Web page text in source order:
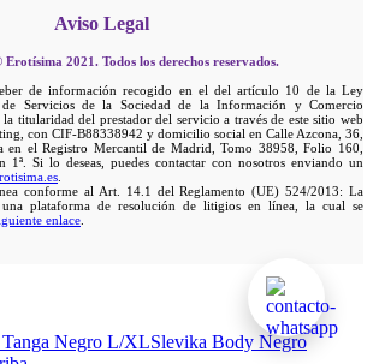
Aviso Legal
2021. Todos los derechos reservados.
de información recogido en el del artículo 10 de la Ley
Servicios de la Sociedad de la Información y Comercio
titularidad del prestador del servicio a través de este sitio web
con CIF-B88338942 y domicilio social en Calle Azcona, 36,
en el Registro Mercantil de Madrid, Tomo 38958, Folio 160,
Si lo deseas, puedes contactar con nosotros enviando un
conforme al Art. 14.1 del Reglamento (UE) 524/2013: La
plataforma de resolución de litigios en línea, la cual se
enlace
Negro L/XLSlevika Body Negro